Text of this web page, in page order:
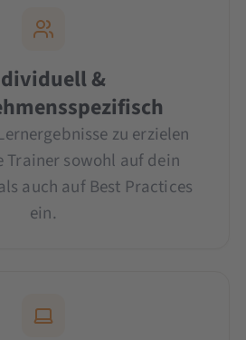
&
zu erzielen
Trainer sowohl auf dein
auch auf Best Practices
ein.